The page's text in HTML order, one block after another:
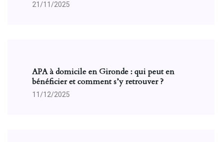
21/11/2025
APA à domicile en Gironde : qui peut en
bénéficier et comment s’y retrouver ?
11/12/2025